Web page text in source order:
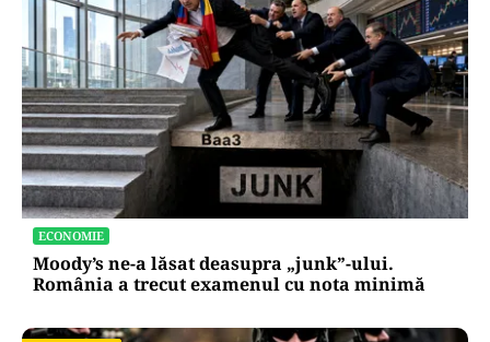
ECONOMIE
Moody’s ne-a lăsat deasupra „junk”-ului.
România a trecut examenul cu nota minimă